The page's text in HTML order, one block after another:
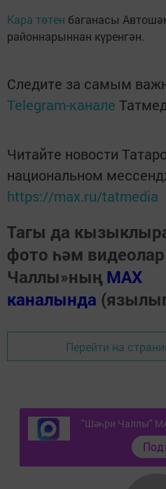
Кара төтен баганасы
районнарыннан күренгән.
Следите за самым
Telegram-канале
Читайте новости
национальном
https://max.ru/tatmedia
Тагы да
фото һәм
Чаллы»ның MAX
каналында
Перейти на
"Шәһри Чаллы"